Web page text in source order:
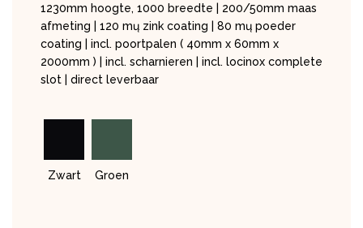
1230mm hoogte, 1000 breedte | 200/50mm maas
afmeting | 120 mų zink coating | 80 mų poeder
coating | incl. poortpalen ( 40mm x 60mm x
2000mm ) | incl. scharnieren | incl. locinox complete
slot | direct leverbaar
Zwart Groen